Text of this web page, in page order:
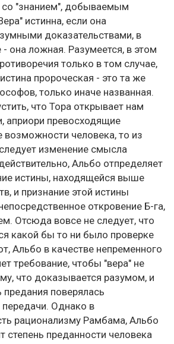
со "знанием", добываемым
истинна, если она
доказательствами, в
- она ложная. Разумеется, в этом
только в том случае,
пророческая - это та же
только иначе названная.
что Тора открывает нам
априори превосходящие
возможности человека, то из
изменение смысла
Альбо отпределяет
истины, находящейся выше
и признание этой истины
откровение Б-га,
Отсюда вовсе не следует, что
какой бы то ни было проверке
Альбо в качестве непременного
требование, чтобы "вера" не
что доказывается разумом, и
поверялась
Однако в
рационализму Рамбама, Альбо
степень преданности человека